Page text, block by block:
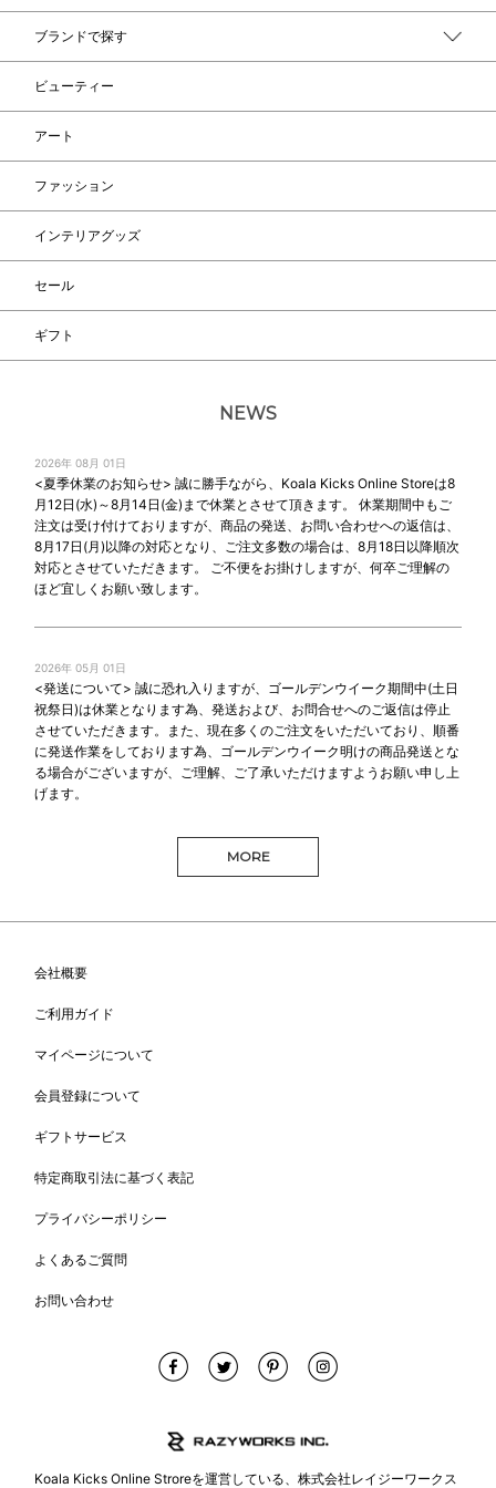
ブランドで探す
ビューティー
アート
ファッション
インテリアグッズ
セール
ギフト
NEWS
2026年 08月 01日
<夏季休業のお知らせ> 誠に勝手ながら、Koala Kicks Online Storeは8
月12日(水)～8月14日(金)まで休業とさせて頂きます。 休業期間中もご
注文は受け付けておりますが、商品の発送、お問い合わせへの返信は、
8月17日(月)以降の対応となり、ご注文多数の場合は、8月18日以降順次
対応とさせていただきます。 ご不便をお掛けしますが、何卒ご理解の
ほど宜しくお願い致します。
2026年 05月 01日
<発送について> 誠に恐れ入りますが、ゴールデンウイーク期間中(土日
祝祭日)は休業となります為、発送および、お問合せへのご返信は停止
させていただきます。また、現在多くのご注文をいただいており、順番
に発送作業をしております為、ゴールデンウイーク明けの商品発送とな
る場合がございますが、ご理解、ご了承いただけますようお願い申し上
げます。
MORE
会社概要
ご利用ガイド
マイページについて
会員登録について
ギフトサービス
特定商取引法に基づく表記
プライバシーポリシー
よくあるご質問
お問い合わせ
Koala Kicks Online Stroreを運営している、株式会社レイジーワークス